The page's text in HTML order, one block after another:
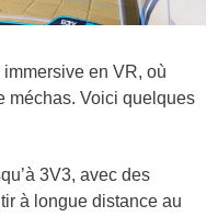
en VR, où
méchas. Voici quelques
3V3, avec des
à longue distance au